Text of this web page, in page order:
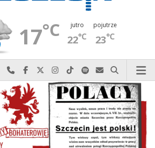
17°C jutro
22°C
pojutrze
23°C
Najlepiej po prostu do nas zadzwoń
Odwiedź nas na Facebook-u
Odwiedź nas na X
Odwiedź nas na Instagram-ie
Odwiedź nas na TikTok-u
Szukaj nas na Spotify
Wyślij do nas
Szukaj